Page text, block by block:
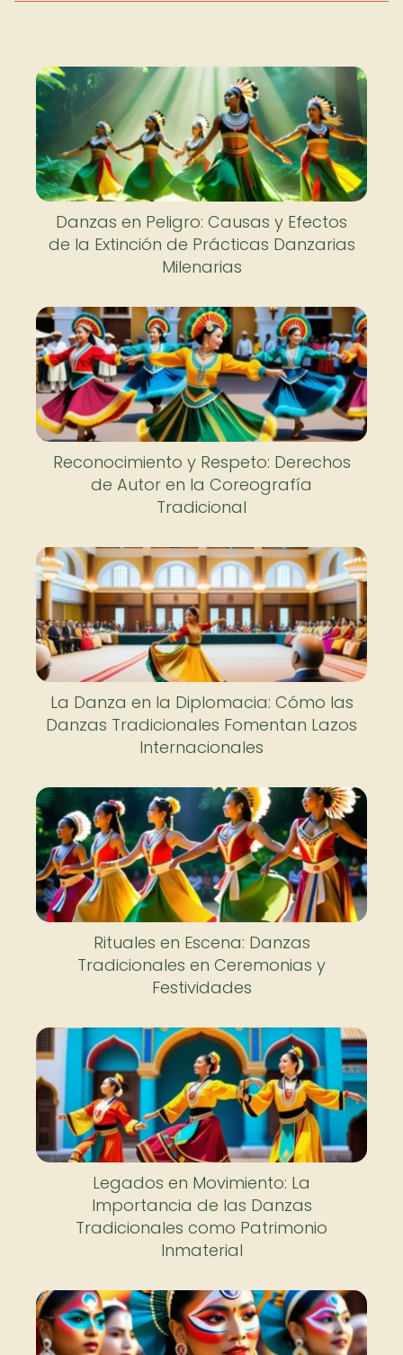
Danzas en Peligro: Causas y Efectos
de la Extinción de Prácticas Danzarias
Milenarias
Reconocimiento y Respeto: Derechos
de Autor en la Coreografía
Tradicional
La Danza en la Diplomacia: Cómo las
Danzas Tradicionales Fomentan Lazos
Internacionales
Rituales en Escena: Danzas
Tradicionales en Ceremonias y
Festividades
Legados en Movimiento: La
Importancia de las Danzas
Tradicionales como Patrimonio
Inmaterial